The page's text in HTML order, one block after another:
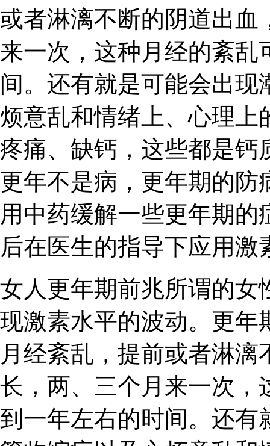
或者淋漓不断的阴道出血
来一次，这种月经的紊乱
间。还有就是可能会出
烦意乱和情绪上、心理上
疼痛、缺钙，这些都是钙
更年不是病，更年期的防
用中药缓解一些更年期
后在医生的指导下应用激
女人更年期前兆所谓的女
现激素水平的波动。更年
月经紊乱，提前或者淋
长，两、三个月来一次，
到一年左右的时间。还有